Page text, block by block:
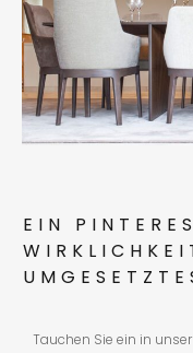
EIN
Tauchen Sie ein in